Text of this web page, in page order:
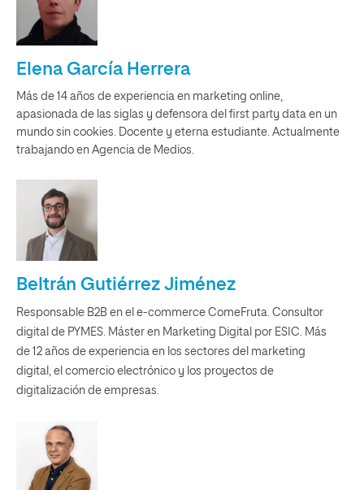
Elena García Herrera
Más de 14 años de experiencia en marketing online,
apasionada de las siglas y defensora del first party data en un
mundo sin cookies. Docente y eterna estudiante. Actualmente
trabajando en Agencia de Medios.
Beltrán Gutiérrez Jiménez
Responsable B2B en el e-commerce ComeFruta. Consultor
digital de PYMES. Máster en Marketing Digital por ESIC. Más
de 12 años de experiencia en los sectores del marketing
digital, el comercio electrónico y los proyectos de
digitalización de empresas.